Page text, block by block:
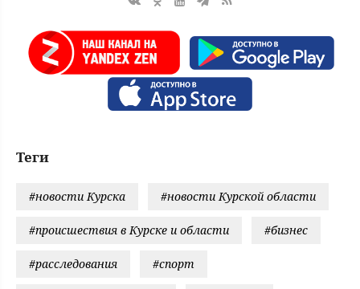
Теги
#новости Курска #новости Курской области
#происшествия в Курске и области #бизнес
#расследования #спорт